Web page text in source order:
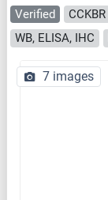
Verified CCKBR
WB, ELISA, IHC
7 images